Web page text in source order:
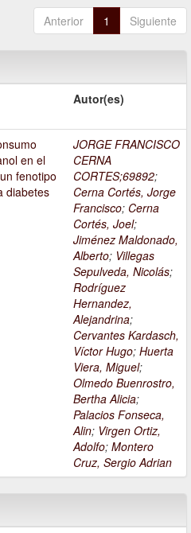
Anterior 1 Siguiente
Autor(es)
en el
fenotipo
diabetes
JORGE FRANCISCO
CERNA
CORTES;69892;
Cerna Cortés, Jorge
Francisco; Cerna
Cortés, Joel;
Jiménez Maldonado,
Alberto; Villegas
Sepulveda, Nicolás;
Rodríguez
Hernandez,
Alejandrina;
Cervantes Kardasch,
Víctor Hugo; Huerta
Viera, Miguel;
Olmedo Buenrostro,
Bertha Alicia;
Palacios Fonseca,
Alin; Virgen Ortiz,
Adolfo; Montero
Cruz, Sergio Adrian